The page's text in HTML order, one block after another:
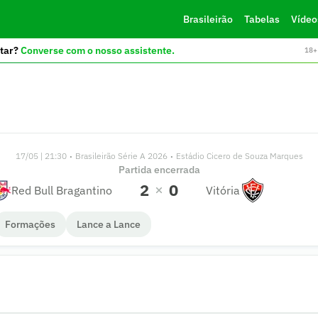
Brasileirão Tabelas
Converse com o nosso assistente.
17/05 | 21:30 • Brasileirão Série A 2026 • Estádio Cicero de Souza Marques
Partida encerrada
Red Bull Bragantino 2 0 Vitória
Formações Lance a Lance